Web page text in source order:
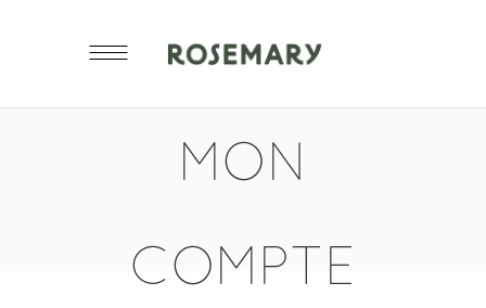
MON
COMPTE